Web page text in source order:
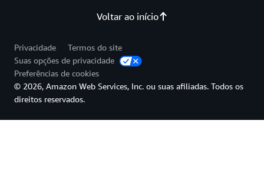
Voltar ao início
Privacidade
Termos do site
Suas opções de privacidade
Preferências de cookies
© 2026, Amazon Web Services, Inc. ou suas afiliadas. Todos os
direitos reservados.